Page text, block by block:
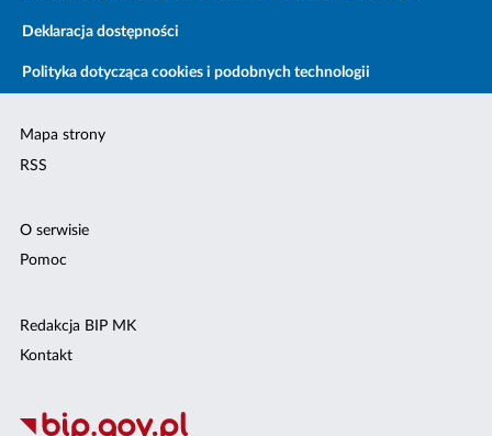
Deklaracja dostępności
Polityka dotycząca cookies i podobnych technologii
Mapa strony
RSS
O serwisie
Pomoc
Redakcja BIP MK
Kontakt